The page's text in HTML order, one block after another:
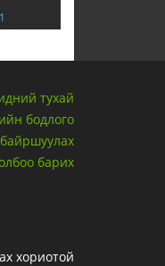
тухай
бодлого
барих
хориотой